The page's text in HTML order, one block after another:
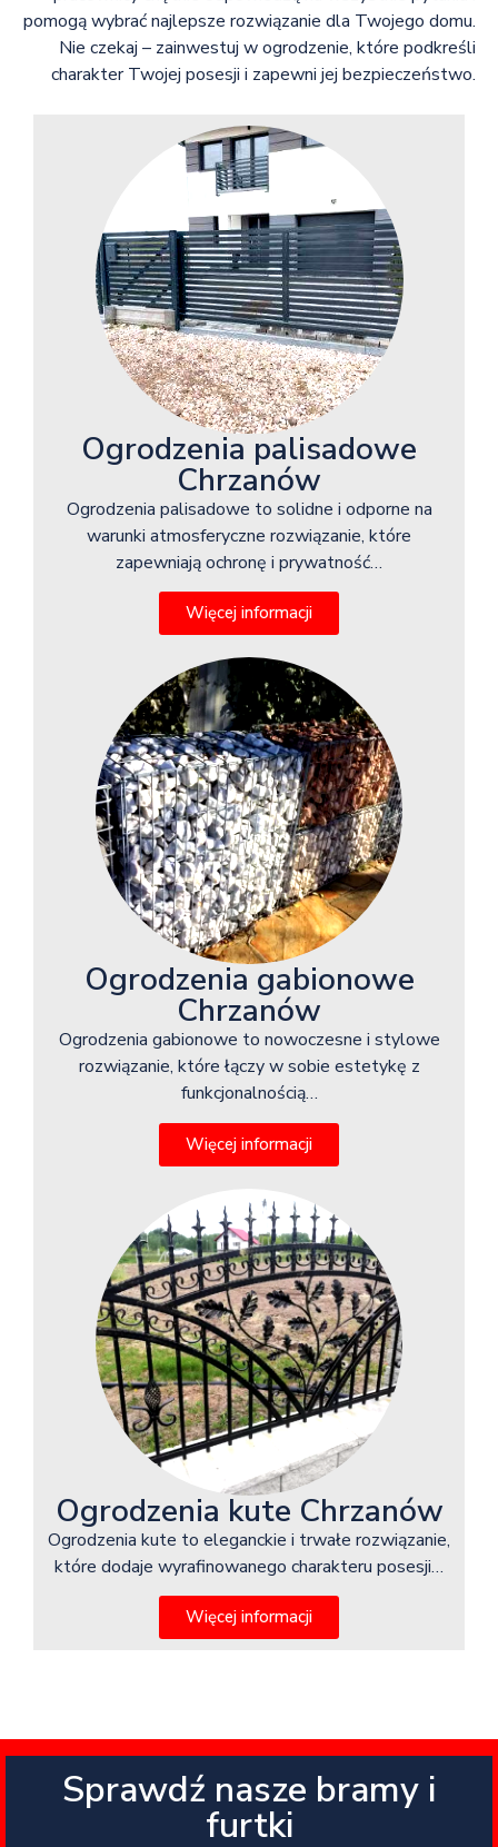
pomogą wybrać najlepsze rozwiązanie dla Twojego domu.
Nie czekaj – zainwestuj w ogrodzenie, które podkreśli
charakter Twojej posesji i zapewni jej bezpieczeństwo.
Ogrodzenia palisadowe
Chrzanów
Ogrodzenia palisadowe to solidne i odporne na
warunki atmosferyczne rozwiązanie, które
zapewniają ochronę i prywatność…
Więcej informacji
Ogrodzenia gabionowe
Chrzanów
Ogrodzenia gabionowe to nowoczesne i stylowe
rozwiązanie, które łączy w sobie estetykę z
funkcjonalnością…
Więcej informacji
Ogrodzenia kute Chrzanów
Ogrodzenia kute to eleganckie i trwałe rozwiązanie,
które dodaje wyrafinowanego charakteru posesji…
Więcej informacji
Sprawdź nasze bramy i
furtki